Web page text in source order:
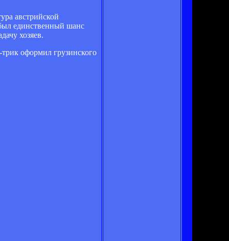
австрийской
единственный шанс
хозяев.
оформил грузинского